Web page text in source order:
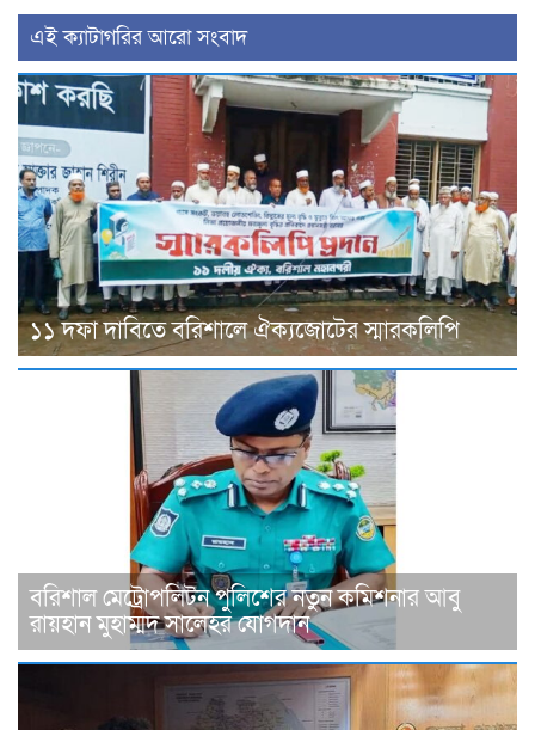
‍এই ক্যাটাগরির ‍আরো সংবাদ
১১ দফা দাবিতে বরিশালে ঐক্যজোটের স্মারকলিপি
বরিশাল মেট্রোপলিটন পুলিশের নতুন কমিশনার আবু
রায়হান মুহাম্মদ সালেহর যোগদান